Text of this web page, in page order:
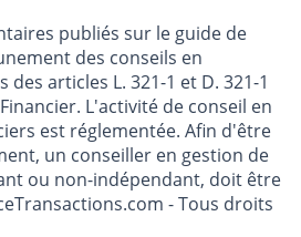
publiés sur le guide de
des conseils en
des articles L. 321-1 et D. 321-1
L'activité de conseil en
est réglementée. Afin d'être
un conseiller en gestion de
ou non-indépendant, doit être